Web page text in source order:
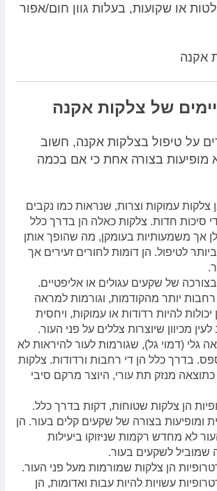
או שקועות, בעלות גוון חום/אפור
של צלקות אקנה
על טיפול בצלקות אקנה, חשוב
מופיעות בצורה אחת כי אם בכמה
צלקות עמוקות וצרות, שנראות כמו נקבים
סיכות חדות. צלקות כאלה הן בדרך כלל
אך משמעותיות בעומקן, מה שהופך אותן
לטיפול. הן דומות לחורים זעירים אך
בצורכה של שקעים עגולים או אליפטיים.
יותר מהקודמות, וגורמות למראה
יכולות להיות רדודות או עמוקות, ויחסית
מכיוון שיוצרות צללים על פני העור.
גלי (דמוי גל), שגורמות לעור להיראות לא
בדרך כלל הן די רחבות ורדודות. צלקות
כתוצאה מנזק תת עורי, היוצר מרקם סיבי
הן צלקות שטוחות, דקות בדרך כלל.
ומופיעות בצורה של שקעים קלים בעור. הן
לא מחדש רקמות שניזוקו ביעילות
לשקעים בעור.
הן צלקות שמורמות מעל פני העור.
עשויות להיות עבות ואדומות, הן